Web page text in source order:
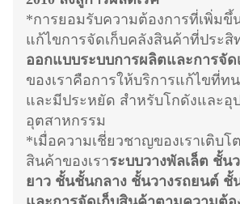
*การยอมรับความต้องการที่เพิ่มขึ้
แก้ไขการจัดเก็บคลังสินค้าที่ประสิ
ออกแบบระบบการผลิตและการจัด
ของเราคือการให้บริการแก้ไขที่ท
และมีประหยัด สําหรับโกดังและอุ
อุตสาหกรรม
*เมื่อความเชี่ยวชาญของเราเติบโ
สินค้าของเราระบบวางพัลเล็ต ชั้น
ยาว ชั้นชั้นกลาง ชั้นวางรถยนต์ ชั้